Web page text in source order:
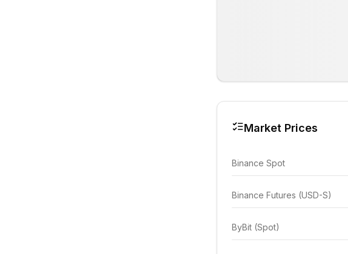
Market Prices
Binance Spot
Binance Futures (USD-S)
ByBit (Spot)